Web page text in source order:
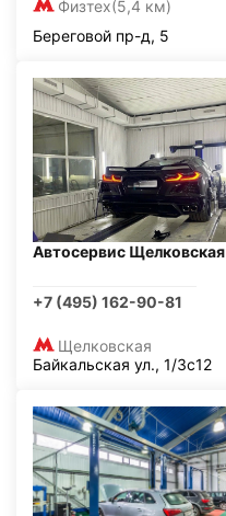
Физтех(5,4 км)
Береговой пр-д, 5
Автосервис Щелковская
+7 (495) 162-90-81
Щелковская
Байкальская ул., 1/3с12